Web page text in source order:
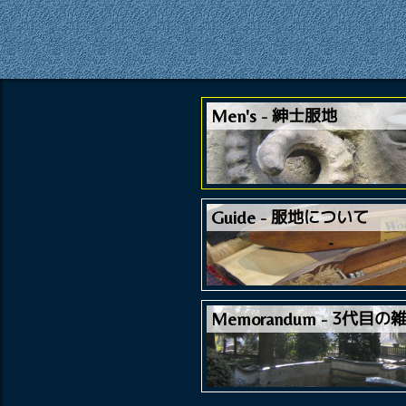
Men's 紳士服地
Guide 服地について
Memorandum 3代目の